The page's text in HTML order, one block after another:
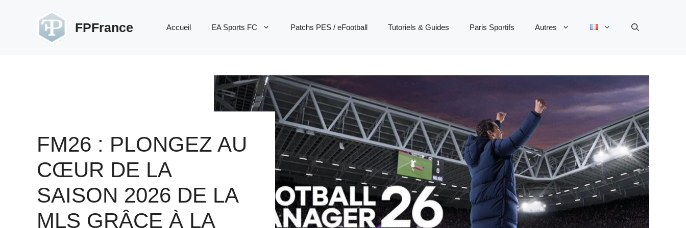
FPFrance Accueil EA Sports FC Patchs PES / eFootball Tutoriels & Guides Paris Sportifs Autres
FM26 : PLONGEZ AU
CŒUR DE LA
SAISON 2026 DE LA
MLS GRÂCE À LA